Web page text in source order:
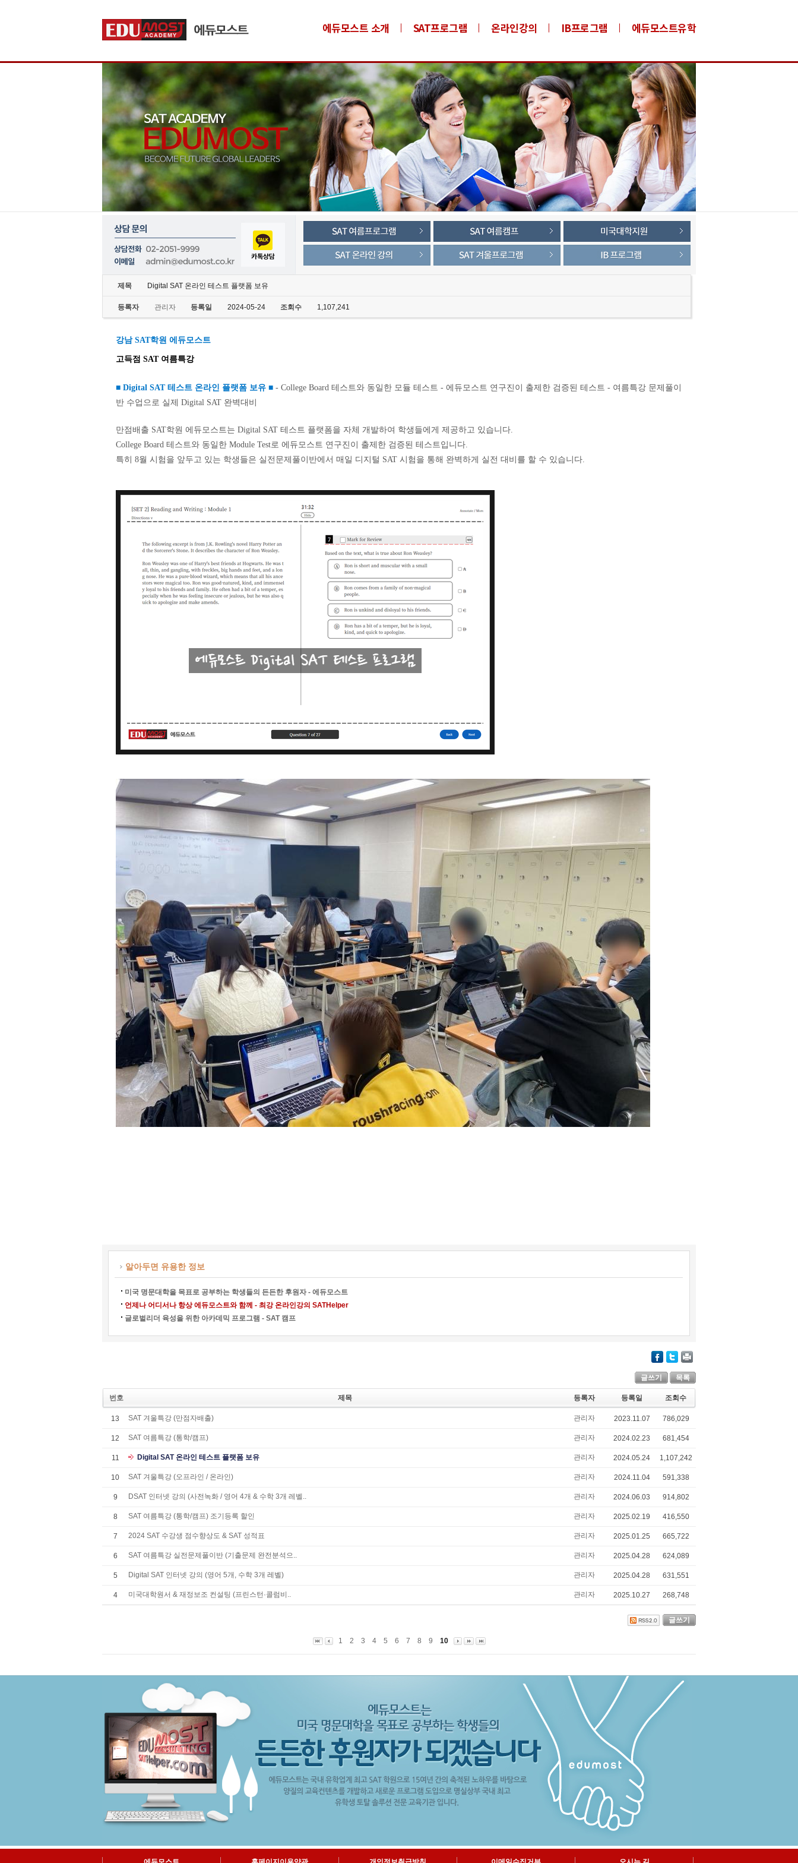
에듀모스트 소개 SAT프로그램 온라인강의 IB프로그램 에듀모스트유학
제목 Digital SAT 온라인 테스트 플랫폼 보유
등록자 관리자 등록일 2024-05-24 조회수 1,107,241
강남 SAT학원 에듀모스트
고득점 SAT 여름특강
■ Digital SAT 테스트 온라인 플랫폼 보유 ■ - College Board 테스트와 동일한 모듈 테스트 - 에듀모스트 연구진이 출제한 검증된 테스트 - 여름특강 문제풀이
반 수업으로 실제 Digital SAT 완벽대비
만점배출 SAT학원 에듀모스트는 Digital SAT 테스트 플랫폼을 자체 개발하여 학생들에게 제공하고 있습니다.
College Board 테스트와 동일한 Module Test로 에듀모스트 연구진이 출제한 검증된 테스트입니다.
특히 8월 시험을 앞두고 있는 학생들은 실전문제풀이반에서 매일 디지털 SAT 시험을 통해 완벽하게 실전 대비를 할 수 있습니다.
알아두면 유용한 정보
미국 명문대학을 목표로 공부하는 학생들의 든든한 후원자 - 에듀모스트
언제나 어디서나 항상 에듀모스트와 함께 - 최강 온라인강의 SATHelper
글로벌리더 육성을 위한 아카데믹 프로그램 - SAT 캠프
글쓰기 목록
번호 제목 등록자 등록일 조회수
13 SAT 겨울특강 (만점자배출) 관리자 2023.11.07 786,029
12 SAT 여름특강 (통학/캠프) 관리자 2024.02.23 681,454
11 Digital SAT 온라인 테스트 플랫폼 보유 관리자 2024.05.24 1,107,242
10 SAT 겨울특강 (오프라인 / 온라인) 관리자 2024.11.04 591,338
9 DSAT 인터넷 강의 (사전녹화 / 영어 4개 & 수학 3개 레벨.. 관리자 2024.06.03 914,802
8 SAT 여름특강 (통학/캠프) 조기등록 할인 관리자 2025.02.19 416,550
7 2024 SAT 수강생 점수향상도 & SAT 성적표 관리자 2025.01.25 665,722
6 SAT 여름특강 실전문제풀이반 (기출문제 완전분석으.. 관리자 2025.04.28 624,089
5 Digital SAT 인터넷 강의 (영어 5개, 수학 3개 레벨) 관리자 2025.04.28 631,551
4 미국대학원서 & 재정보조 컨설팅 (프린스턴·콜럼비.. 관리자 2025.10.27 268,748
글쓰기
1 2 3 4 5 6 7 8 9 10